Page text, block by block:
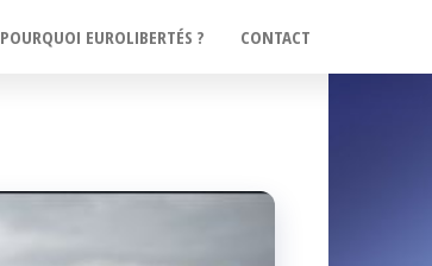
POURQUOI EUROLIBERTÉS ? CONTACT